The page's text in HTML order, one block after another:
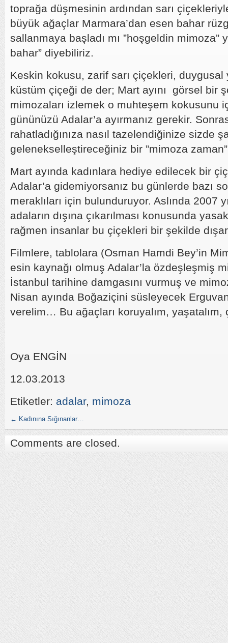
toprağa düşmesinin ardından sarı
büyük ağaçlar Marmara’dan esen bahar
sallanmaya başladı mı ”hoşgeldin mimoza”
bahar” diyebiliriz.
Keskin kokusu, zarif sarı çiçekleri, duygusal
küstüm çiçeği de der; Mart ayını görsel bir
mimozaları izlemek o muhteşem kokusunu
gününüzü Adalar’a ayırmanız gerekir.
rahatladığınıza nasıl tazelendiğinize sizde
gelenekselleştireceğiniz bir ”mimoza
Mart ayında kadınlara hediye edilecek bir
Adalar’a gidemiyorsanız bu günlerde bazı
meraklıları için bulunduruyor. Aslında 2007
adaların dışına çıkarılması konusunda
rağmen insanlar bu çiçekleri bir şekilde
Filmlere, tablolara (Osman Hamdi Bey’in
esin kaynağı olmuş Adalar’la özdeşleşmiş
İstanbul tarihine damgasını vurmuş ve
Nisan ayında Boğaziçini süsleyecek
verelim… Bu ağaçları koruyalım,
Oya ENGİN
12.03.2013
Etiketler: adalar, mimoza
← Kadınına Sığınanlar…
Comments are closed.